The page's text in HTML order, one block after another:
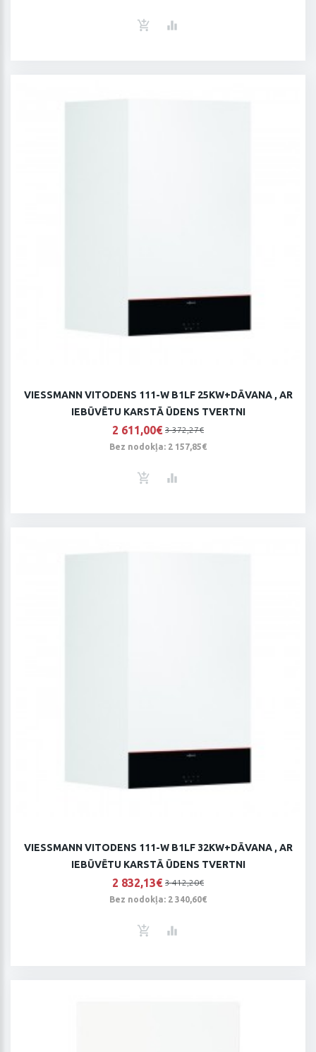
VIESSMANN VITODENS 111-W B1LF 25KW+DĀVANA , AR
IEBŪVĒTU KARSTĀ ŪDENS TVERTNI
2 611,00€ 3 372,27€
Bez nodokļa: 2 157,85€
VIESSMANN VITODENS 111-W B1LF 32KW+DĀVANA , AR
IEBŪVĒTU KARSTĀ ŪDENS TVERTNI
2 832,13€ 3 412,20€
Bez nodokļa: 2 340,60€